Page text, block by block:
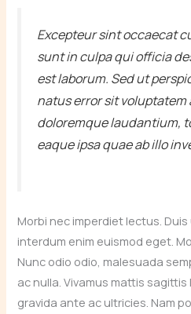
Excepteur sint occaecat
sunt in culpa qui officia
est laborum. Sed ut
natus error sit
doloremque laudantium,
eaque ipsa quae ab illo
Morbi nec imperdiet lectus.
interdum enim euismod eget.
Nunc odio odio, malesuada
ac nulla. Vivamus mattis
gravida ante ac ultricies. Nam